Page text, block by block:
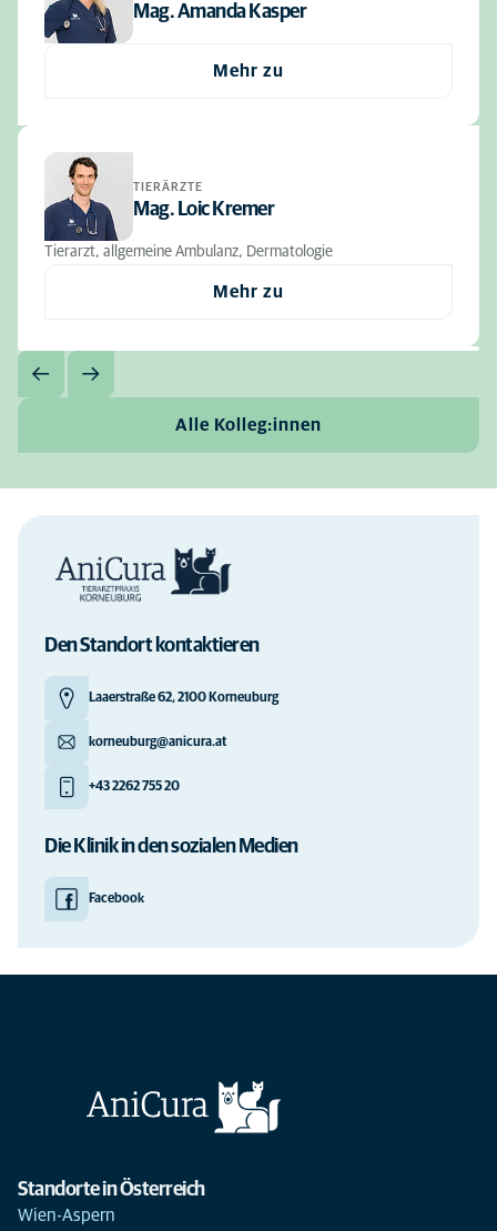
Mag. Amanda Kasper
Mehr zu
TIERÄRZTE
Mag. Loic Kremer
Tierarzt, allgemeine Ambulanz, Dermatologie
Mehr zu
Alle Kolleg:innen
Den Standort kontaktieren
Laaerstraße 62, 2100 Korneuburg
korneuburg@anicura.at
+43 2262 755 20
Die Klinik in den sozialen Medien
Facebook
Standorte in Österreich
Wien-Aspern